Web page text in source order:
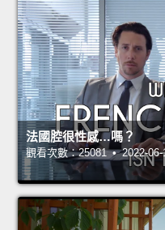
法國腔很性感…嗎？
觀看次數：25081 • 2022-06-